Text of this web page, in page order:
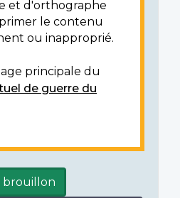
et d'orthographe
le contenu
ou inapproprié.
principale du
de guerre du
brouillon